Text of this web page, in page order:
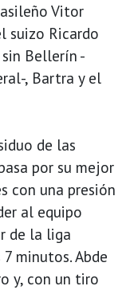
Vitor
suizo Ricardo
Bellerín -
, Bartra y el
de las
por su mejor
con una presión
al equipo
de la liga
minutos. Abde
y, con un tiro